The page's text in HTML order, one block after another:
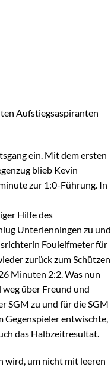
Aufstiegsaspiranten
ein. Mit dem ersten
blieb Kevin
zur 1:0-Führung. In
Hilfe des
Unterlenningen zu und
Foulelfmeter für
zurück zum Schützen
Minuten 2:2. Was nun
weg über Freund und
SGM zu und für die SGM
Gegenspieler entwischte,
das Halbzeitresultat.
wird, um nicht mit leeren